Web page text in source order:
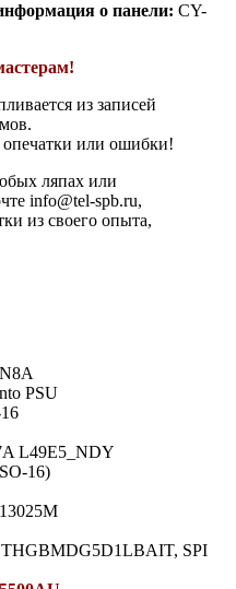
о панели: CY-
из записей
или ошибки!
ляпах или
info@tel-spb.ru,
из своего опыта,
PSU
L49E5_NDY
16)
SPI